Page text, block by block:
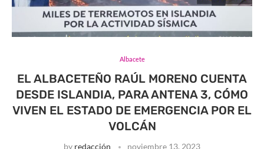
Albacete
EL ALBACETEÑO RAÚL MORENO CUENTA
DESDE ISLANDIA, PARA ANTENA 3, CÓMO
VIVEN EL ESTADO DE EMERGENCIA POR EL
VOLCÁN
by redacción noviembre 13, 2023